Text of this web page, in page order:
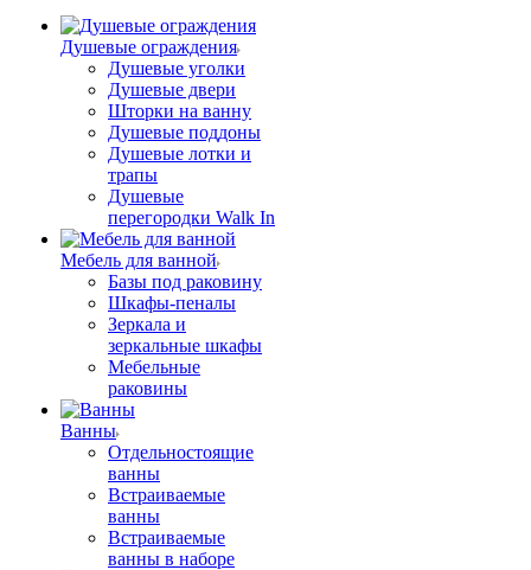
Душевые ограждения
Душевые уголки
Душевые двери
Шторки на ванну
Душевые поддоны
Душевые лотки и
трапы
Душевые
перегородки Walk In
Мебель для ванной
Базы под раковину
Шкафы-пеналы
Зеркала и
зеркальные шкафы
Мебельные
раковины
Ванны
Отдельностоящие
ванны
Встраиваемые
ванны
Встраиваемые
ванны в наборе